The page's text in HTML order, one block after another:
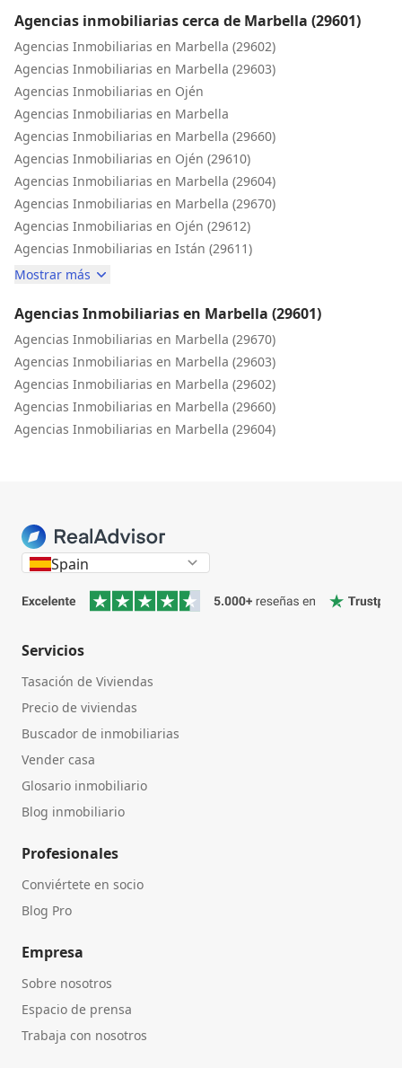
a dar este gran paso. ¡Recomendamos la agencia de
Luisa Martín al 100% y sin duda volveríamos a contar
con ellos!
Agencias inmobiliarias cerca de Marbella (29601)
Agencias Inmobiliarias en Marbella (29602)
Agencias Inmobiliarias en Marbella (29603)
Agencias Inmobiliarias en Ojén
Agencias Inmobiliarias en Marbella
Agencias Inmobiliarias en Marbella (29660)
Agencias Inmobiliarias en Ojén (29610)
Agencias Inmobiliarias en Marbella (29604)
Agencias Inmobiliarias en Marbella (29670)
Agencias Inmobiliarias en Ojén (29612)
Agencias Inmobiliarias en Istán (29611)
Mostrar más
Agencias Inmobiliarias en Marbella (29601)
Agencias Inmobiliarias en Marbella (29670)
Agencias Inmobiliarias en Marbella (29603)
Agencias Inmobiliarias en Marbella (29602)
Agencias Inmobiliarias en Marbella (29660)
Agencias Inmobiliarias en Marbella (29604)
Spain
Servicios
Tasación de Viviendas
Precio de viviendas
Buscador de inmobiliarias
Vender casa
Glosario inmobiliario
Blog inmobiliario
Profesionales
Conviértete en socio
Blog Pro
Empresa
Sobre nosotros
Espacio de prensa
Trabaja con nosotros